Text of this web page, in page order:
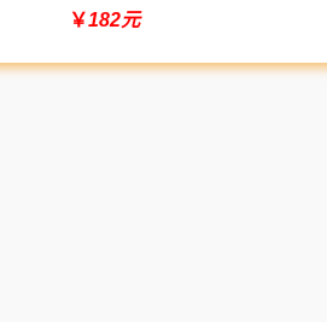
￥182元